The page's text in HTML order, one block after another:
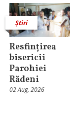
Știri
Resfințirea
bisericii
Parohiei
Rădeni
02 Aug, 2026